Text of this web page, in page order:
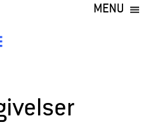
MENU